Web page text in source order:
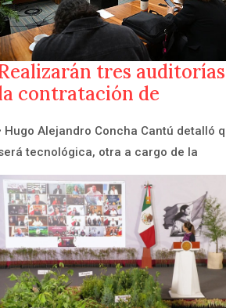
tres
contratación de
Hugo Alejandro Concha Cantú detalló
tecnológica, otra a cargo de la